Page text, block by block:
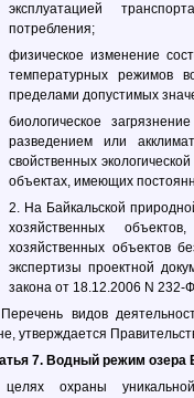
эксплуатацией
потребления;
физическое изменение
температурных режимов
пределами допустимых
биологическое
разведением или
свойственных
объектах, имеющих
2. На Байкальской
хозяйственных
хозяйственных объектов
экспертизы проектной
закона от 18.12.2006 N 232-
Перечень видов
утверждается
7. Водный режим озера
охраны